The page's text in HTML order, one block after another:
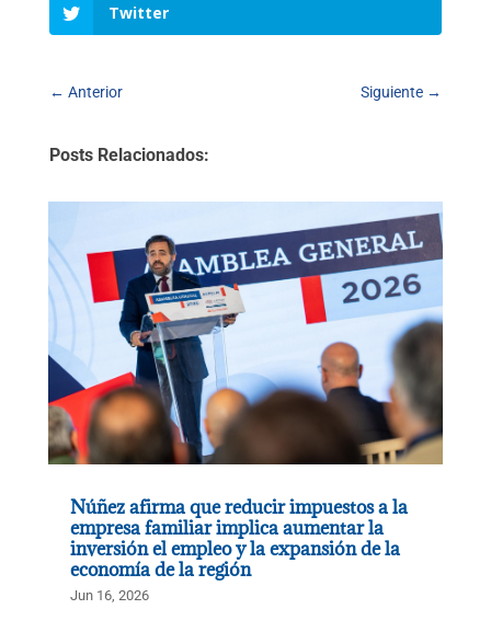
Twitter
← Anterior Siguiente →
Posts Relacionados:
Núñez afirma que reducir impuestos a la
empresa familiar implica aumentar la
inversión el empleo y la expansión de la
economía de la región
Jun 16, 2026